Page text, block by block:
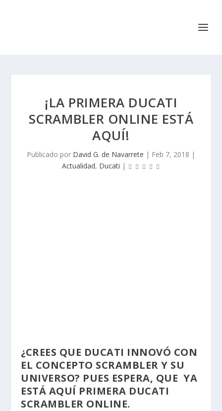
¡LA PRIMERA DUCATI
SCRAMBLER ONLINE ESTÁ
AQUÍ!
Publicado por David G. de Navarrete | Feb 7, 2018 |
Actualidad, Ducati |
¿CREES QUE DUCATI INNOVÓ CON
EL CONCEPTO SCRAMBLER Y SU
UNIVERSO? PUES ESPERA, QUE YA
ESTÁ AQUÍ PRIMERA DUCATI
SCRAMBLER ONLINE.